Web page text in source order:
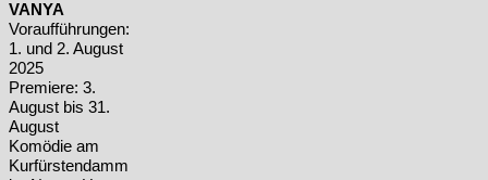
VANYA
Voraufführungen:
1. und 2. August
2025
Premiere: 3.
August bis 31.
August
Komödie am
Kurfürstendamm